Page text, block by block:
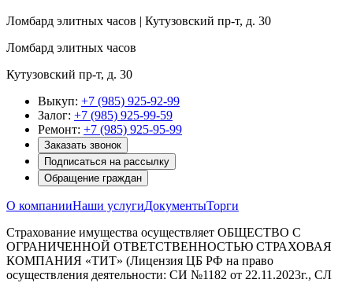
Ломбард элитных часов | Кутузовский пр-т, д. 30
Ломбард элитных часов
Кутузовский пр-т, д. 30
Выкуп: +7 (985) 925-92-99
Залог: +7 (985) 925-99-59
Ремонт: +7 (985) 925-95-99
Заказать звонок
Подписаться на рассылку
Обращение граждан
О компанииНаши услугиДокументыТорги
Страхование имущества осуществляет ОБЩЕСТВО С
ОГРАНИЧЕННОЙ ОТВЕТСТВЕННОСТЬЮ СТРАХОВАЯ
КОМПАНИЯ «ТИТ» (Лицензия ЦБ РФ на право
осуществления деятельности: СИ №1182 от 22.11.2023г., СЛ